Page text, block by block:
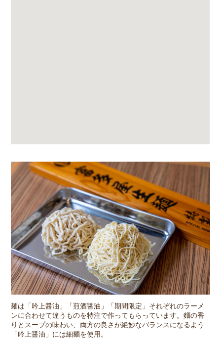
麺は「吟上醤油」「煎酒醤油」「期間限定」それぞれのラーメ
ンに合わせて違うものを特注で作ってもらっています。麵の香
りとスープの味わい、両方の良さが絶妙なバランスになるよう
「吟上醤油」には細麺を使用。